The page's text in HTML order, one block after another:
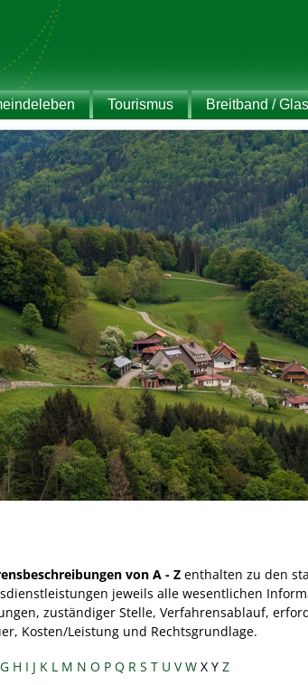
Tourismus Breitband /
von A - Z enthalten zu den
jeweils alle wesentlichen
zuständiger Stelle, Verfahrensablauf,
Kosten/Leistung und Rechtsgrundlage.
G H I J K L M N O P Q R S T U V W X Y Z